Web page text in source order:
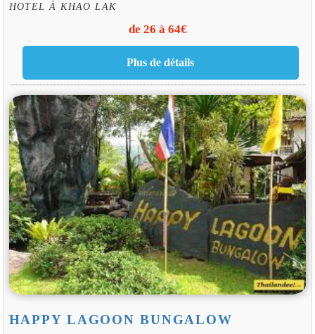
HOTEL À KHAO LAK
de 26 à 64€
HAPPY LAGOON BUNGALOW